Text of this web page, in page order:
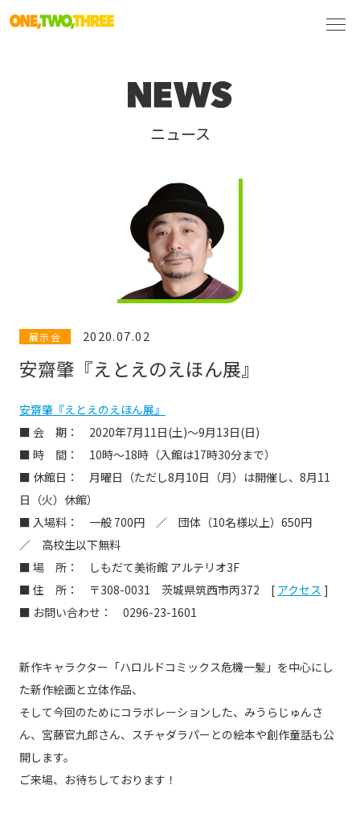
ニュース
展示会 2020.07.02
安齋肇『えとえのえほん展』
安齋肇『えとえのえほん展』
■ 会 期： 2020年7月11日(土)〜9月13日(日)
■ 時 間： 10時〜18時（入館は17時30分まで）
■ 休館日： 月曜日（ただし8月10日（月）は開催し、8月11
日（火）休館）
■ 入場料： 一般 700円 ／ 団体（10名様以上）650円
／ 高校生以下無料
■ 場 所： しもだて美術館 アルテリオ3F
■ 住 所： 〒308-0031 茨城県筑西市丙372 [ アクセス ]
■ お問い合わせ： 0296-23-1601
新作キャラクター「ハロルドコミックス危機一髪」を中心にし
た新作絵画と立体作品、
そして今回のためにコラボレーションした、みうらじゅんさ
ん、宮藤官九郎さん、スチャダラパーとの絵本や創作童話も公
開します。
ご来場、お待ちしております！